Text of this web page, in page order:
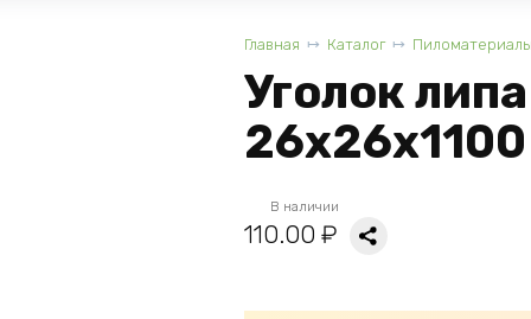
Главная Каталог
Уголок
26х26х1100
В наличии
110.00 ₽